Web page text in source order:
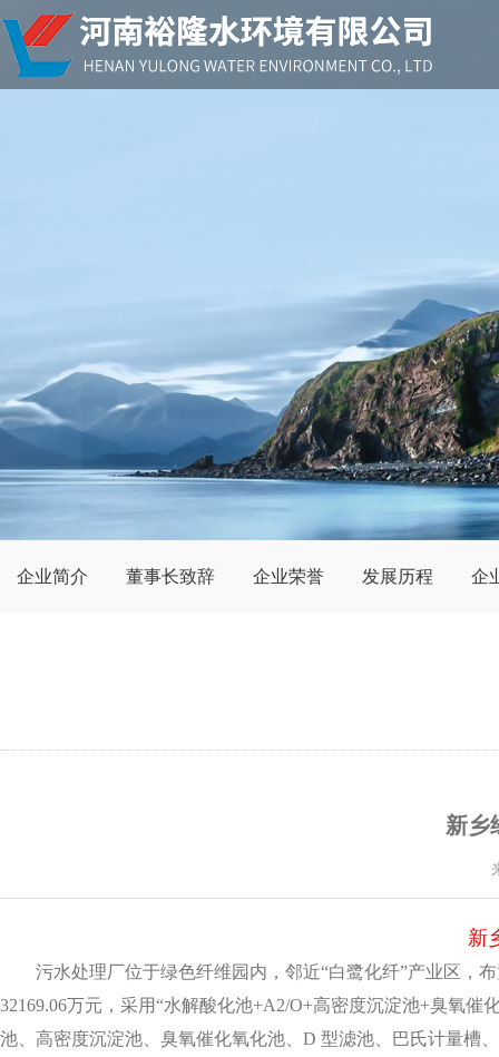
企业简介 董事长致辞 企业荣誉 发展历程 企
新乡
新
污水处理厂位于绿色纤维园内，邻近“白鹭化纤”产业区，
32169.06万元，采用“水解酸化池+A2/O+高密度沉淀池+臭氧
池、高密度沉淀池、臭氧催化氧化池、D 型滤池、巴氏计量槽